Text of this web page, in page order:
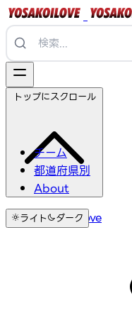
チーム
都道府県別
About
ライト ダーク
トップにスクロール
YosakoiLove